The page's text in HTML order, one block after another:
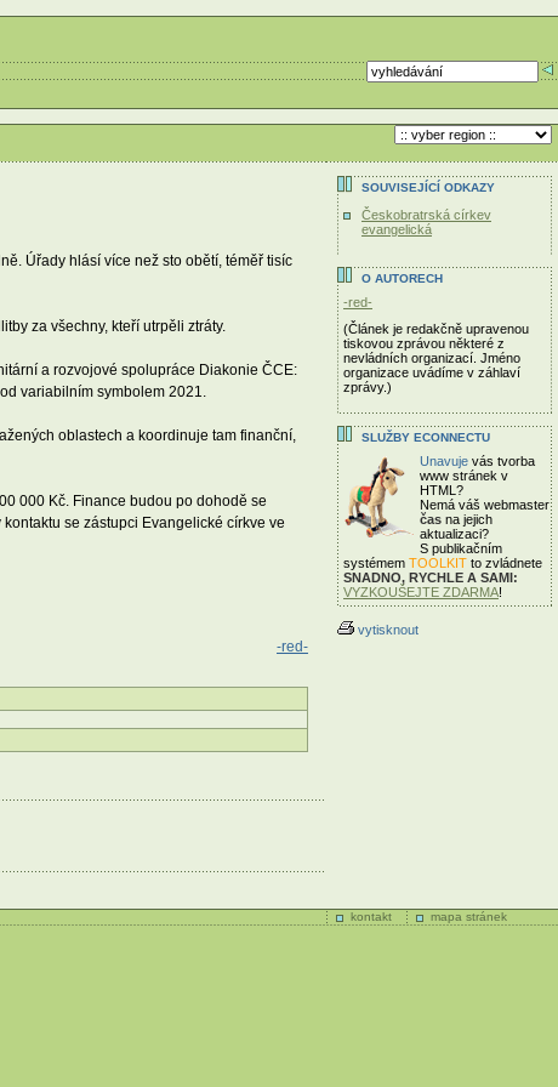
Úřady hlásí více než sto obětí, téměř tisíc
za všechny, kteří utrpěli ztráty.
a rozvojové spolupráce Diakonie ČCE:
variabilním symbolem 2021.
oblastech a koordinuje tam finanční,
000 Kč. Finance budou po dohodě se
se zástupci Evangelické církve ve
-red-
SOUVISEJÍCÍ ODKAZY
Českobratrská církev
evangelická
O AUTORECH
-red-
(Článek je redakčně upravenou
tiskovou zprávou některé z
nevládních organizací. Jméno
organizace uvádíme v záhlaví
zprávy.)
SLUŽBY ECONNECTU
Unavuje vás tvorba
www stránek v
HTML?
Nemá váš webmaster
čas na jejich
aktualizaci?
S publikačním
systémem TOOLKIT to zvládnete
SNADNO, RYCHLE A SAMI:
VYZKOUŠEJTE ZDARMA!
vytisknout
kontakt mapa stránek